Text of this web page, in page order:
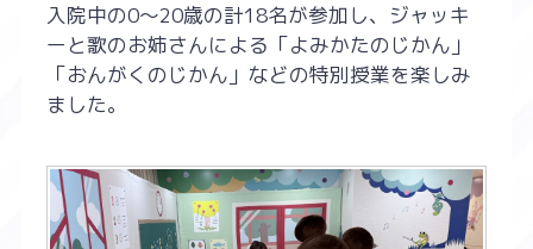
入院中の0～20歳の計18名が参加し、ジャッキ
ーと歌のお姉さんによる「よみかたのじかん」
「おんがくのじかん」などの特別授業を楽しみ
ました。